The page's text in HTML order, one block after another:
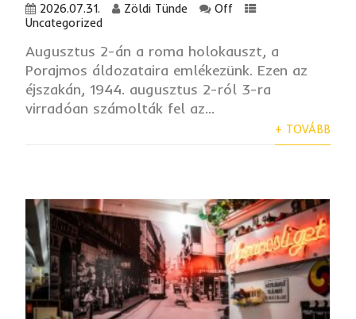
2026.07.31. Zöldi Tünde
Off
Uncategorized
Augusztus 2-án a roma holokauszt, a
Porajmos áldozataira emlékezünk. Ezen az
éjszakán, 1944. augusztus 2-ról 3-ra
virradóan számolták fel az...
+ TOVÁBB